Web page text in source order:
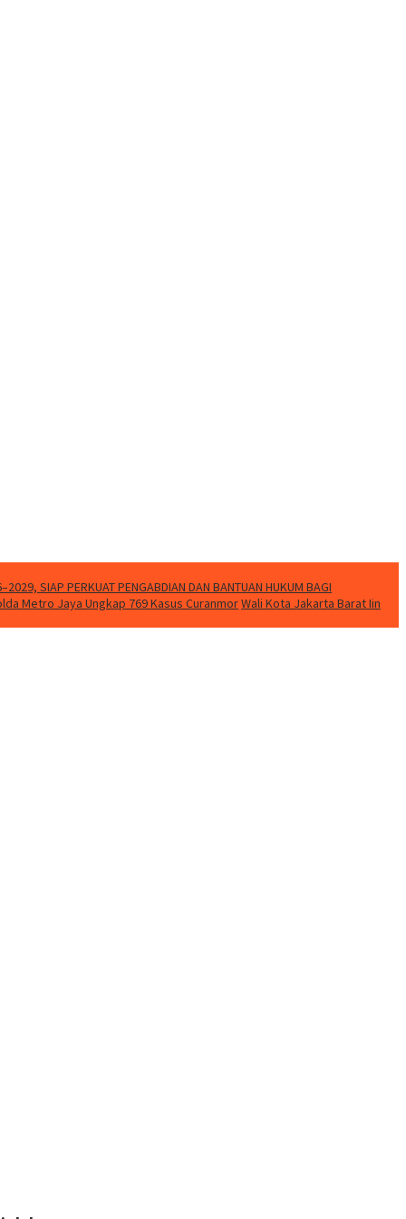
SIAP PERKUAT PENGABDIAN DAN BANTUAN HUKUM BAGI
Metro Jaya Ungkap 769 Kasus CuranmorWali Kota Jakarta Barat Iin